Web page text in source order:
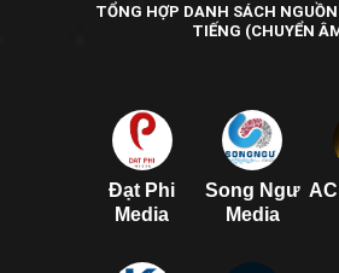
TỔNG HỢP DANH SÁCH
TIẾNG (CHUYỂN
Đạt Phi
Media
Song Ngư
Media